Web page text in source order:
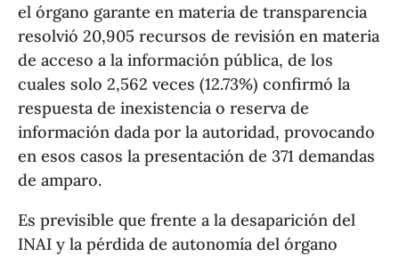
el órgano garante en materia de transparencia
resolvió 20,905 recursos de revisión en materia
de acceso a la información pública, de los
cuales solo 2,562 veces (12.73%) confirmó la
respuesta de inexistencia o reserva de
información dada por la autoridad, provocando
en esos casos la presentación de 371 demandas
de amparo.
Es previsible que frente a la desaparición del
INAI y la pérdida de autonomía del órgano